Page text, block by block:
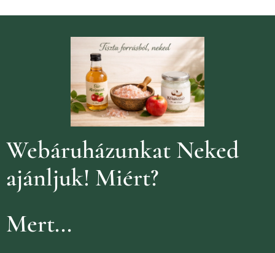
Webáruházunkat Neked
ajánljuk! Miért?
Mert...